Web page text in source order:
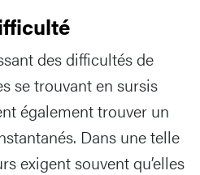
des difficultés de
se trouvant en sursis
également trouver un
Dans une telle
exigent souvent qu’elles